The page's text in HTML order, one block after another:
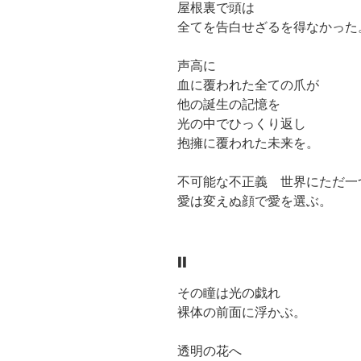
屋根裏で頭は
全てを告白せざるを得なかった
声高に
血に覆われた全ての爪が
他の誕生の記憶を
光の中でひっくり返し
抱擁に覆われた未来を。
不可能な不正義 世界にただ一
愛は変えぬ顔で愛を選ぶ。
II
その瞳は光の戯れ
裸体の前面に浮かぶ。
透明の花へ